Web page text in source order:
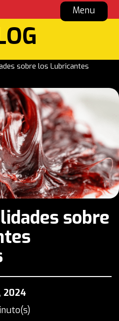
Menu
sobre los Lubricantes
sobre
2024